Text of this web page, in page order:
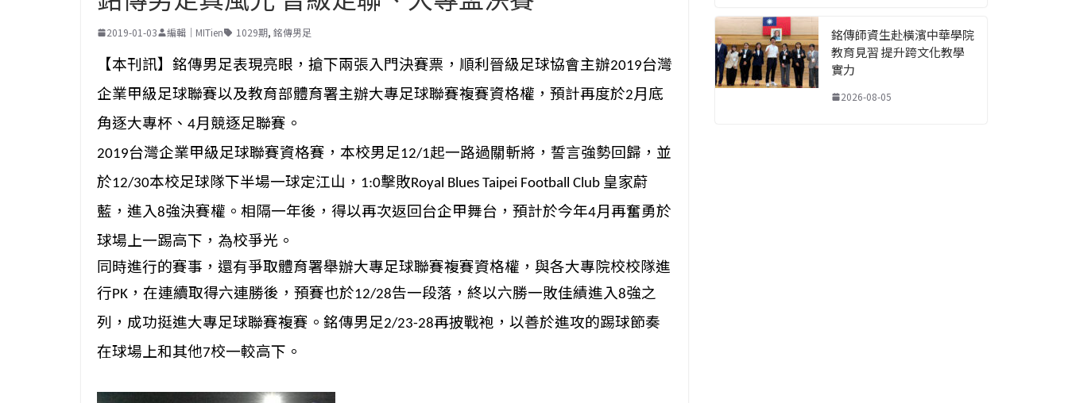
2019-01-03 編輯｜MITien 1029期, 銘傳男足
【本刊訊】銘傳男足表現亮眼，搶下兩張入門決賽票， 順利晉級足球協會主辦2019台灣
企業甲級足球聯賽以及教育部體育署主辦大專足球聯賽複賽資格權，預計再度於2月底
角逐大專杯、 4月競逐足聯賽。
2019台灣企業甲級足球聯賽資格賽，本校男足12/1起一路過關斬將，誓言強勢回歸，並
於12/30本校足球隊下半場一球定江山， 1:0擊敗Royal Blues Taipei Football Club 皇家蔚
藍，進入8強決賽權。相隔一年後， 得以再次返回台企甲舞台，預計於今年4月再奮勇於
球場上一踢高下 ，為校爭光。
同時進行的賽事，還有爭取體育署舉辦大專足球聯賽複賽資格權， 與各大專院校校隊進
行PK ，在連續取得六連勝後，預賽也於12/28告一段落，終以六勝一敗佳績進入8強之
列，成功挺進大專足球聯賽複賽。銘傳男足2/23-28再披戰袍，以善於進攻的踢球節奏
在球場上和其他7校一較高下。
銘傳師資生赴橫濱中華學院
教育見習 提升跨文化教學
實力
2026-08-05